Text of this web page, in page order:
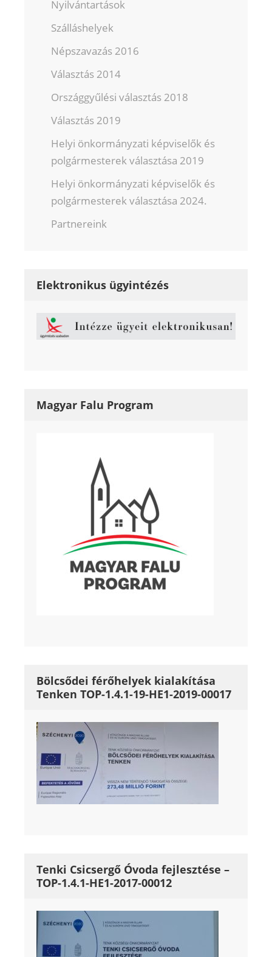
Nyilvántartások
Szálláshelyek
Népszavazás 2016
Választás 2014
Országgyűlési választás 2018
Választás 2019
Helyi önkormányzati képviselők és
polgármesterek választása 2019
Helyi önkormányzati képviselők és
polgármesterek választása 2024.
Partnereink
Elektronikus ügyintézés
Magyar Falu Program
Bölcsődei férőhelyek kialakítása
Tenken TOP-1.4.1-19-HE1-2019-00017
Tenki Csicsergő Óvoda fejlesztése –
TOP-1.4.1-HE1-2017-00012